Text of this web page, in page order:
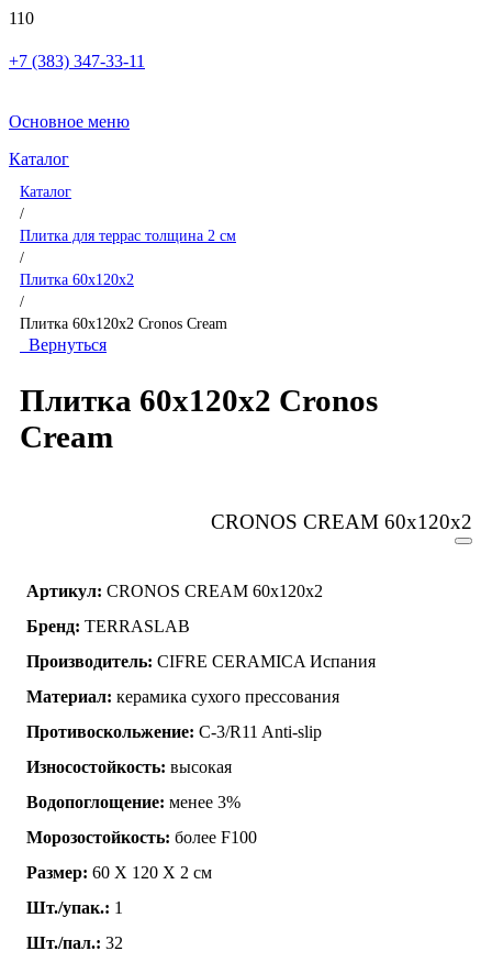
+7 (383) 347-33-11
Основное меню
Каталог
Каталог
/
Плитка для террас толщина 2 см
/
Плитка 60x120x2
/
Плитка 60x120x2 Cronos Cream
Вернуться
Плитка 60x120x2 Cronos
Cream
CRONOS CREAM 60x120x2
Артикул: CRONOS CREAM 60x120x2
Бренд: TERRASLAB
Производитель: CIFRE CERAMICA Испания
Материал: керамика сухого прессования
Противоскольжение: C-3/R11 Anti-slip
Износостойкость: высокая
Водопоглощение: менее 3%
Морозостойкость: более F100
Размер: 60 Х 120 Х 2 см
Шт./упак.: 1
Шт./пал.: 32